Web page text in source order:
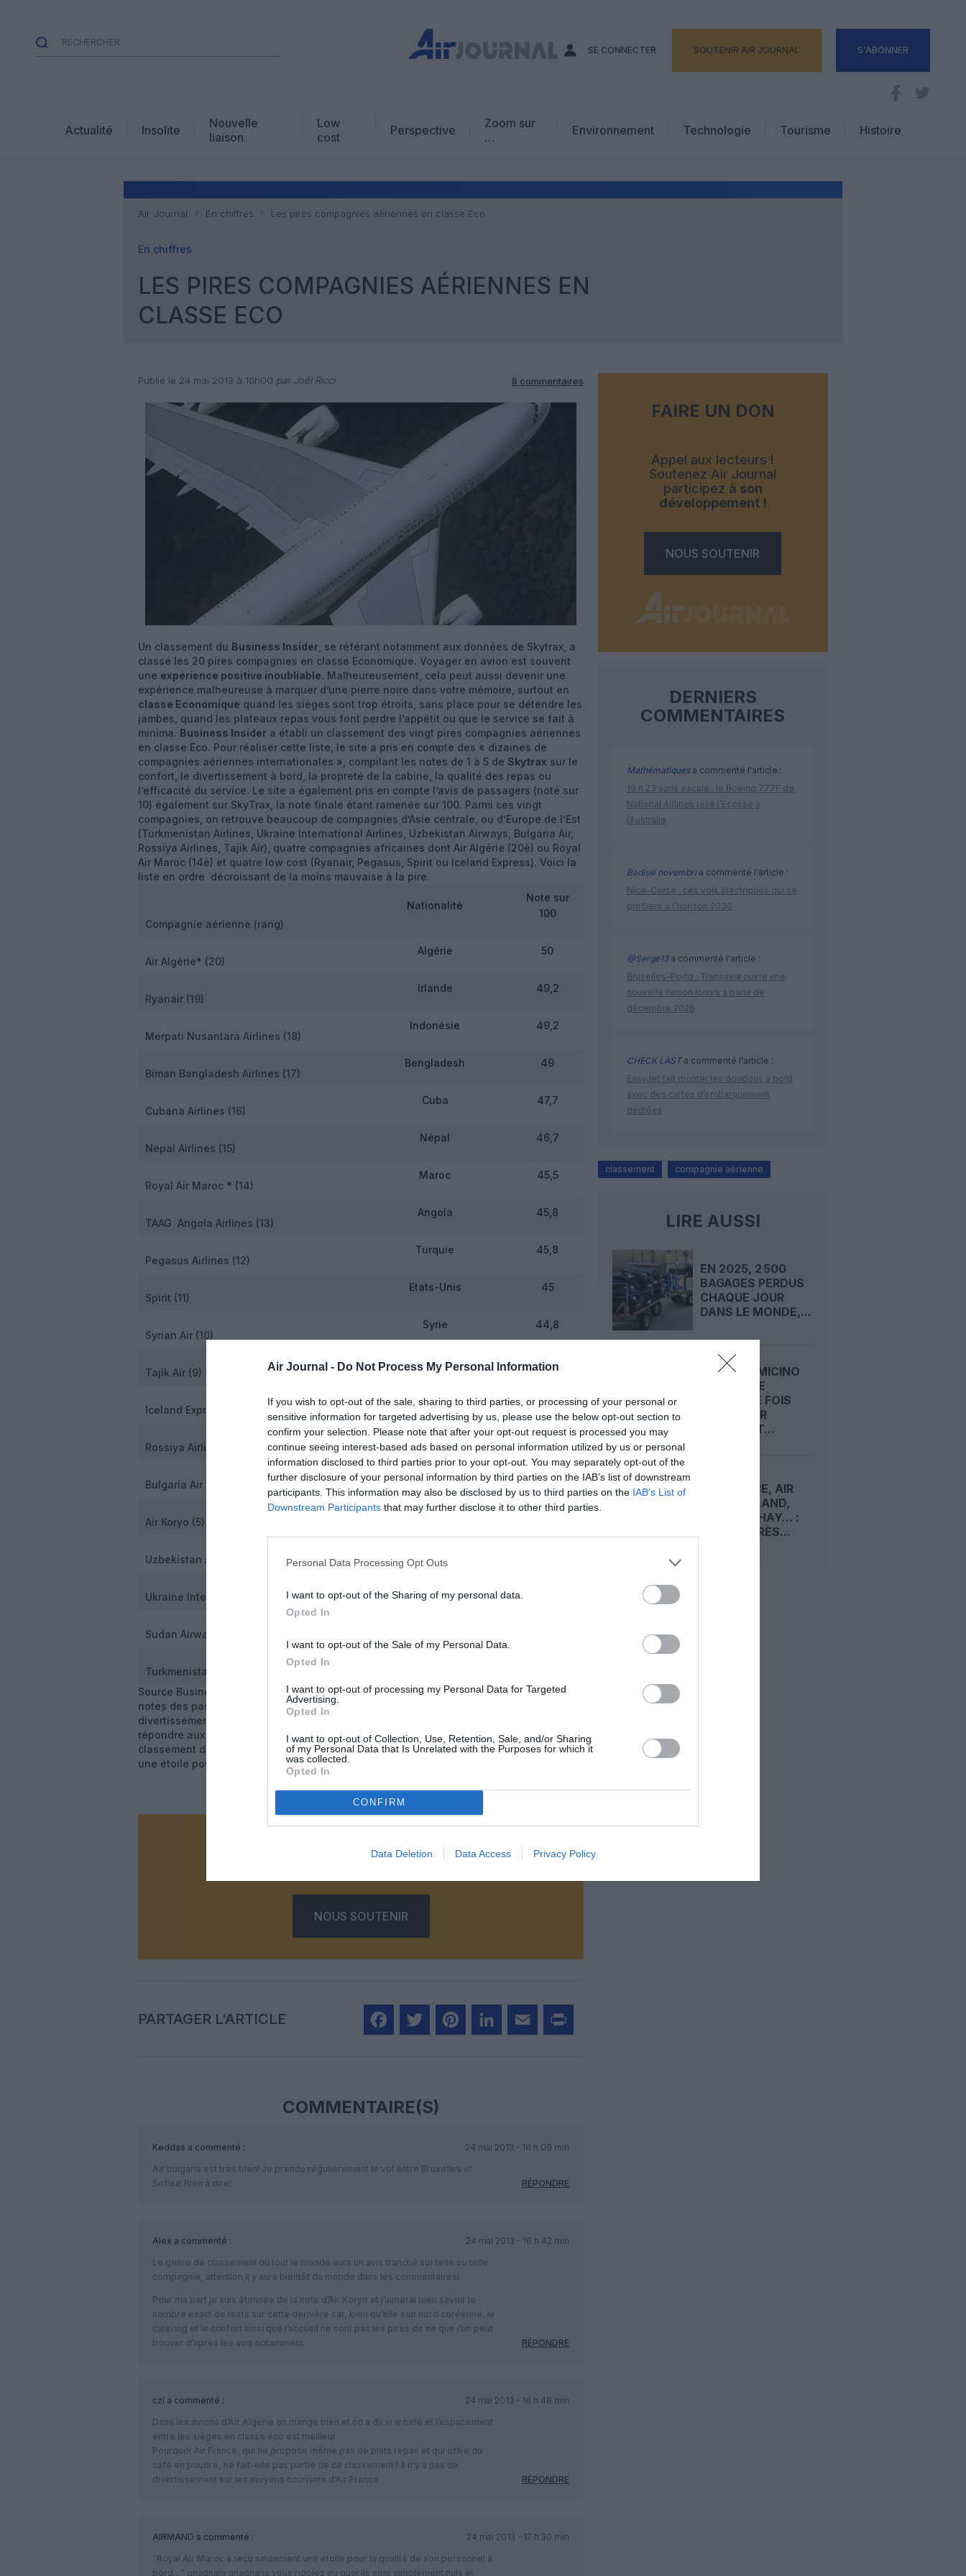
Air Journal - Do Not Process My Personal Information
If you wish to opt-out of the sale, sharing to third parties, or processing of your personal or
sensitive information for targeted advertising by us, please use the below opt-out section to
confirm your selection. Please note that after your opt-out request is processed you may
continue seeing interest-based ads based on personal information utilized by us or personal
information disclosed to third parties prior to your opt-out. You may separately opt-out of the
further disclosure of your personal information by third parties on the IAB’s list of downstream
participants. This information may also be disclosed by us to third parties on the IAB’s List of
Downstream Participants that may further disclose it to other third parties.
Personal Data Processing Opt Outs
I want to opt-out of the Sharing of my personal data.
Opted In
I want to opt-out of the Sale of my Personal Data.
Opted In
I want to opt-out of processing my Personal Data for Targeted
Advertising.
Opted In
I want to opt-out of Collection, Use, Retention, Sale, and/or Sharing
of my Personal Data that Is Unrelated with the Purposes for which it
was collected.
Opted In
CONFIRM
Data Deletion Data Access Privacy Policy
SE CONNECTER SOUTENIR AIR JOURNAL S'ABONNER
Actualité Insolite
Nouvelle
liaison
Low
cost
Perspective
Zoom sur
…
Avis d’expert
Environnement Technologie
Tourisme
Hôtellerie
Histoire
Air Journal En chiffres Les pires compagnies aériennes en classe Eco
En chiffres
LES PIRES COMPAGNIES AÉRIENNES EN
CLASSE ECO
Publié le 24 mai 2013 à 16h00 par Joël Ricci 8 commentaires
Un classement du Business Insider , se référant notamment aux données de Skytrax, a
classé les 20 pires compagnies en classe Economique. Voyager en avion est souvent
une expérience positive inoubliable. Malheureusement, cela peut aussi devenir une
expérience malheureuse à marquer d’une pierre noire dans votre mémoire, surtout en
classe Economique quand les sièges sont trop étroits, sans place pour se détendre les
jambes, quand les plateaux repas vous font perdre l’appétit ou que le service se fait à
minima. Business Insider a établi un classement des vingt pires compagnies aériennes
en classe Eco. Pour réaliser cette liste, le site a pris en compte des « dizaines de
compagnies aériennes internationales », compilant les notes de 1 à 5 de Skytrax sur le
confort, le divertissement à bord, la propreté de la cabine, la qualité des repas ou
l’efficacité du service. Le site a également pris en compte l’avis de passagers (noté sur
10) également sur SkyTrax, la note finale étant ramenée sur 100. Parmi ces vingt
compagnies, on retrouve beaucoup de compagnies d’Asie centrale, ou d’Europe de l’Est
(Turkmenistan Airlines, Ukraine International Airlines, Uzbekistan Airways, Bulgaria Air,
Rossiya Airlines, Tajik Air), quatre compagnies africaines dont Air Algérie (20è) ou Royal
Air Maroc (14è) et quatre low cost (Ryanair, Pegasus, Spirit ou Iceland Express). Voici la
liste en ordre décroissant de la moins mauvaise à la pire.
Compagnie aérienne (rang)
Nationalité
Note sur
100
Air Algérie* (20)
Algérie 50
Ryanair (19)
Irlande 49,2
Merpati Nusantara Airlines (18)
Indonésie 49,2
Biman Bangladesh Airlines (17)
Bengladesh 49
Cubana Airlines (16)
Cuba 47,7
Nepal Airlines (15)
Népal 46,7
Royal Air Maroc * (14)
Maroc 45,5
TAAG Angola Airlines (13)
Angola 45,8
Pegasus Airlines (12)
Turquie 45,8
Spirit (11)
Etats-Unis 45
Syrian Air (10)
Syrie 44,8
Tajik Air (9)
Tadjikistan 43,3
Iceland Express (8)
Islande 42,8
Rossiya Airlines (7)
Russie 42,7
Bulgaria Air (6)
Bulgarie 41,8
Air Koryo (5)
Corée du Nord 39,2
Uzbekistan Airways (4)
Ukraine International Airlines (3)
Sudan Airways (2)
Turkmenistan Airlines (1)
Source Business Insider Remarques : *Air Algérie est en haut du classement grâce aux
notes des passagers (60/100), mais la note de SkyTrax concernant les options de
divertissement à bord, la propreté des cabines ou la disponibilité du personnel pour
répondre aux questions et aux attentes des passagers, l’a fait rentrer dans ce
classement des 20 pires compagnies en classe Eco. *Royal Air Maroc a reçu seulement
une étoile pour la qualité de son personnel à bord.
Vous avez apprécié l’article ?
Soutenez-nous, faites un don !
NOUS SOUTENIR
PARTAGER L'ARTICLE
COMMENTAIRE(S)
Keddas a commenté :
24 mai 2013 - 16 h 09 min
Air bulgaria est très bien! Je prends régulièrement le vol entre Bruxelles et
Sofiaz! Rien à dire!
RÉPONDRE
Alex a commenté :
24 mai 2013 - 16 h 42 min
Le genre de classement où tout le monde aura un avis tranché sur telle ou telle
compagnie, attention il y aura bientôt du monde dans les commentaires!
Pour ma part je suis étonnée de la note d’Air Koryo et j’aimerai bien savoir le
nombre exact de tests sur cette dernière car, bien qu’elle soit nord coréenne, le
catering et le confort ainsi que l’accueil ne sont pas les pires de se que l’on peut
trouver d’après les avis notamment.
RÉPONDRE
czl a commenté :
24 mai 2013 - 16 h 48 min
Dans les avions d’Air Algerie on mange bien et on a du vrai café et l’espacement
entre les sièges en classe éco est meilleur
Pourquoi Air France, qui ne propose même pas de plats repas et qui offre du
café en poudre, ne fait-elle pas partie de ce classement? Il n’y a pas de
divertissement sur les moyens courriers d’Air France
RÉPONDRE
AIRMAND a commenté :
24 mai 2013 - 17 h 30 min
“Royal Air Maroc a reçu seulement une étoile pour la qualité de son personnel à
bord…” gnagnani gnagnana vous rigolez ou quoi ils sont simplement nuls et
FAIRE UN DON
Appel aux lecteurs !
Soutenez Air Journal
participez à son
développement !
NOUS SOUTENIR
DERNIERS
COMMENTAIRES
Mathématiquesa commenté l'article :
19 h 23 sans escale : le Boeing 777F de
National Airlines relie l’Écosse à
l’Australie
Badissi novembria commenté l'article :
Nice–Corse : ces vols électriques qui se
profilent à l’horizon 2030
@Serge13a commenté l'article :
Bruxelles–Porto : Transavia ouvre une
nouvelle liaison loisirs à partir de
décembre 2026
CHECK LASTa commenté l'article :
EasyJet fait monter les doudous à bord
avec des cartes d’embarquement
dédiées
classement compagnie aérienne
LIRE AUSSI
EN 2025, 2 500
BAGAGES PERDUS
CHAQUE JOUR
DANS LE MONDE,...
ROME-FIUMICINO
SACRÉ UNE
NOUVELLE FOIS
« MEILLEUR
AÉROPORT...
AIR FRANCE, AIR
NEW ZEALAND,
ANA, CATHAY… :
LE PALMARÈS...